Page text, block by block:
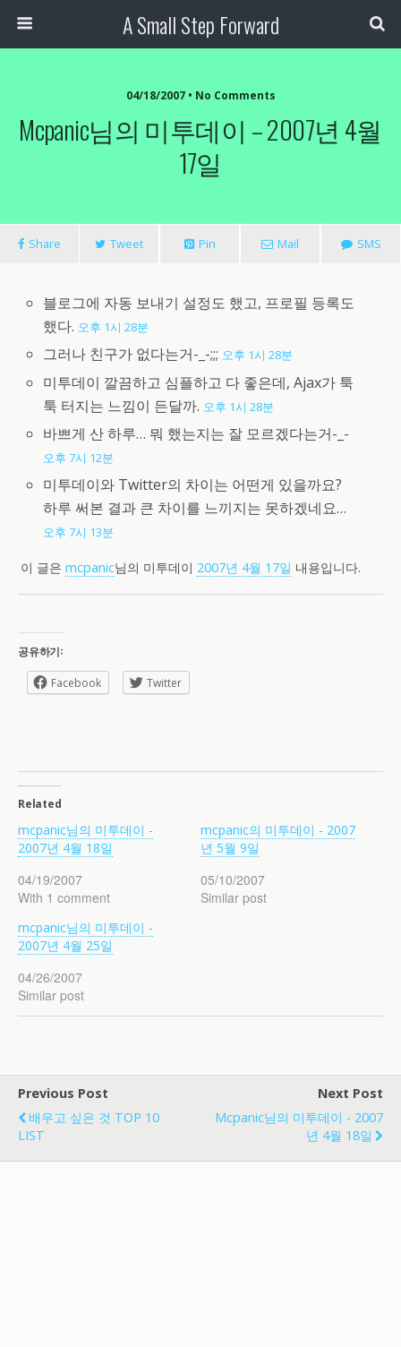
A Small Step Forward
04/18/2007 • No Comments
Mcpanic님의 미투데이 – 2007년 4월
17일
Share Tweet Pin Mail SMS
블로그에 자동 보내기 설정도 했고, 프로필 등록도
했다. 오후 1시 28분
그러나 친구가 없다는거-_-;;; 오후 1시 28분
미투데이 깔끔하고 심플하고 다 좋은데, Ajax가 툭
툭 터지는 느낌이 든달까. 오후 1시 28분
바쁘게 산 하루… 뭐 했는지는 잘 모르겠다는거-_-
오후 7시 12분
미투데이와 Twitter의 차이는 어떤게 있을까요?
하루 써본 결과 큰 차이를 느끼지는 못하겠네요…
오후 7시 13분
이 글은 mcpanic님의 미투데이 2007년 4월 17일 내용입니다.
공유하기:
Facebook Twitter
Related
mcpanic님의 미투데이 -
2007년 4월 18일
04/19/2007
With 1 comment
mcpanic의 미투데이 - 2007
년 5월 9일
05/10/2007
Similar post
mcpanic님의 미투데이 -
2007년 4월 25일
04/26/2007
Similar post
Previous Post
배우고 싶은 것 TOP 10
LIST
Next Post
Mcpanic님의 미투데이 - 2007
년 4월 18일